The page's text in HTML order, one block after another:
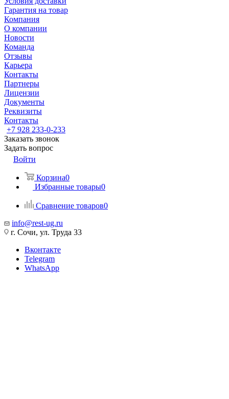
Гарантия на товар
Компания
О компании
Новости
Команда
Отзывы
Карьера
Контакты
Партнеры
Лицензии
Документы
Реквизиты
Контакты
+7 928 233-0-233
Заказать звонок
Задать вопрос
Войти
Корзина0
Избранные товары0
Сравнение товаров0
info@rest-ug.ru
г. Сочи, ул. Труда 33
Вконтакте
Telegram
WhatsApp